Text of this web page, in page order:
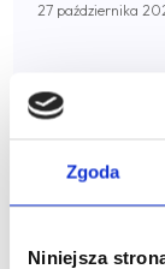
Zgoda
Niniejsza
27 października